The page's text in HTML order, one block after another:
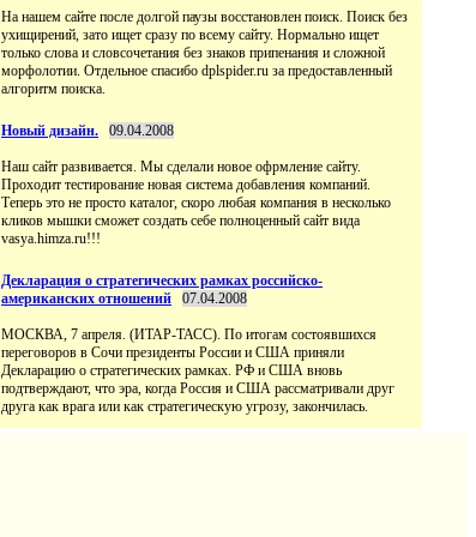
На нашем сайте после долгой паузы восстановлен поиск. Поиск без
ухищирений, зато ищет сразу по всему сайту. Нормально ищет
только слова и словсочетания без знаков припенания и сложной
морфолотии. Отдельное спасибо dplspider.ru за предоставленный
алгоритм поиска.
Новый дизайн. 09.04.2008
Наш сайт развивается. Мы сделали новое офрмление сайту.
Проходит тестирование новая система добавления компаний.
Теперь это не просто каталог, скоро любая компания в несколько
кликов мышки сможет создать себе полноценный сайт вида
vasya.himza.ru!!!
Декларация о стратегических рамках российско-
американских отношений
07.04.2008
МОСКВА, 7 апреля. (ИТАР-ТАСС). По итогам состоявшихся
переговоров в Сочи президенты России и США приняли
Декларацию о стратегических рамках. РФ и США вновь
подтверждают, что эра, когда Россия и США рассматривали друг
друга как врага или как стратегическую угрозу, закончилась.